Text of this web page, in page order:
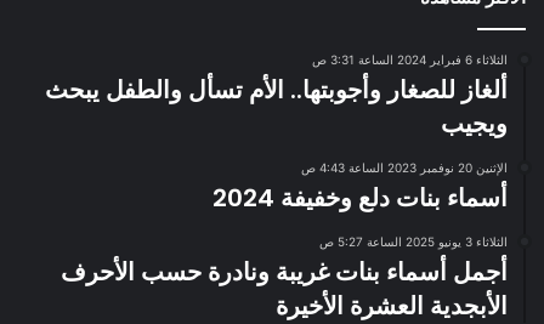
الثلاثاء 6 فبراير 2024 الساعة 3:31 ص
ألغاز للصغار وأجوبتها.. الأم تسأل والطفل يبحث
ويجيب
الإثنين 20 نوفمبر 2023 الساعة 4:43 ص
أسماء بنات دلع وخفيفة 2024
الثلاثاء 3 يونيو 2025 الساعة 5:27 ص
أجمل أسماء بنات غريبة ونادرة حسب الأحرف
الأبجدية العشرة الأخيرة